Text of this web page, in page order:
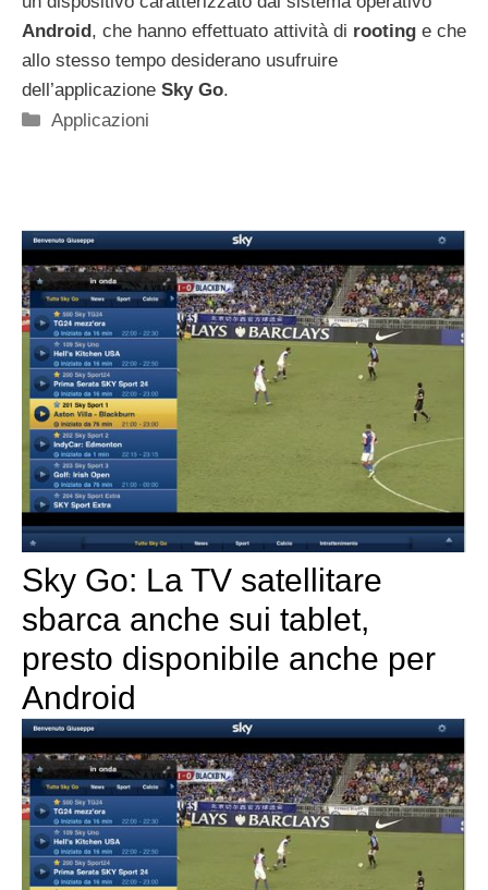
Android, che hanno effettuato attività di rooting e che
allo stesso tempo desiderano usufruire
dell’applicazione Sky Go.
Categorie
Applicazioni
Sky Go: La TV satellitare
sbarca anche sui tablet,
presto disponibile anche per
Android